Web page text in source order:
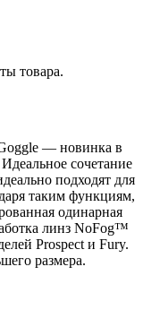
товара.
— новинка в
сочетание
подходят для
таким функциям,
одинарная
линз NoFog™
Prospect и Fury.
размера.